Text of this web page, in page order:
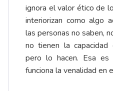
ignora el valor ético de
interiorizan como algo
las personas no saben,
no tienen la
pero lo hacen. Esa
funciona la venalidad en